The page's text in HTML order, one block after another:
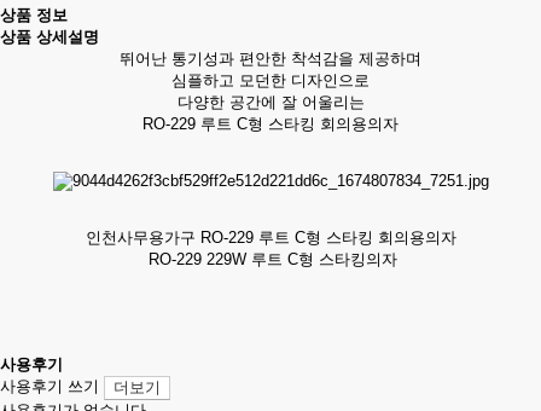
상품 정보
상품 상세설명
뛰어난 통기성과 편안한 착석감을 제공하며
심플하고 모던한 디자인으로
다양한 공간에 잘 어울리는
RO-229 루트 C형 스타킹 회의용의자
인천사무용가구 RO-229 루트 C형 스타킹 회의용의자
RO-229 229W 루트 C형 스타킹의자
사용후기
사용후기 쓰기
더보기